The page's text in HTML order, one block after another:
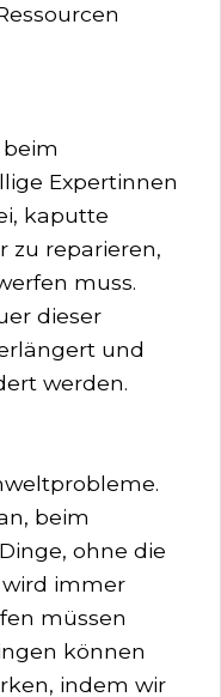
Expertinnen
kaputte
zu reparieren,
muss.
dieser
und
werden.
beim
ohne die
wird immer
müssen
können
indem wir